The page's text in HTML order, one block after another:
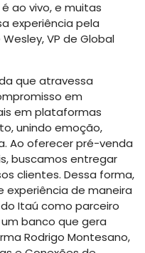
ao vivo, e muitas
experiência pela
VP de Global
que atravessa
em
em plataformas
unindo emoção,
Ao oferecer pré-venda
buscamos entregar
clientes. Dessa forma,
de maneira
Itaú como parceiro
banco que gera
Rodrigo Montesano,